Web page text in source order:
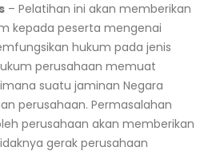
– Pelatihan ini akan memberikan
kepada peserta mengenai
hukum pada jenis
perusahaan memuat
suatu jaminan Negara
perusahaan. Permasalahan
perusahaan akan memberikan
gerak perusahaan